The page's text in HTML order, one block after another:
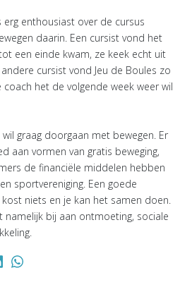
enthousiast over de cursus
daarin. Een cursist vond het
een einde kwam, ze keek echt uit
cursist vond Jeu de Boules zo
het de volgende week weer wil
graag doorgaan met bewegen. Er
aan vormen van gratis beweging,
de financiële middelen hebben
sportvereniging. Een goede
niets en je kan het samen doen.
namelijk bij aan ontmoeting, sociale